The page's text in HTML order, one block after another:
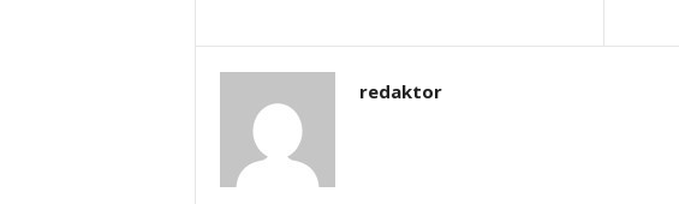
redaktor